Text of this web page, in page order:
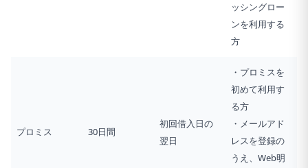
ッシングロー
ンを利用する
方
プロミス 30日間
初回借入日の
翌日
・プロミスを
初めて利用す
る方
・メールアド
レスを登録の
うえ、Web明